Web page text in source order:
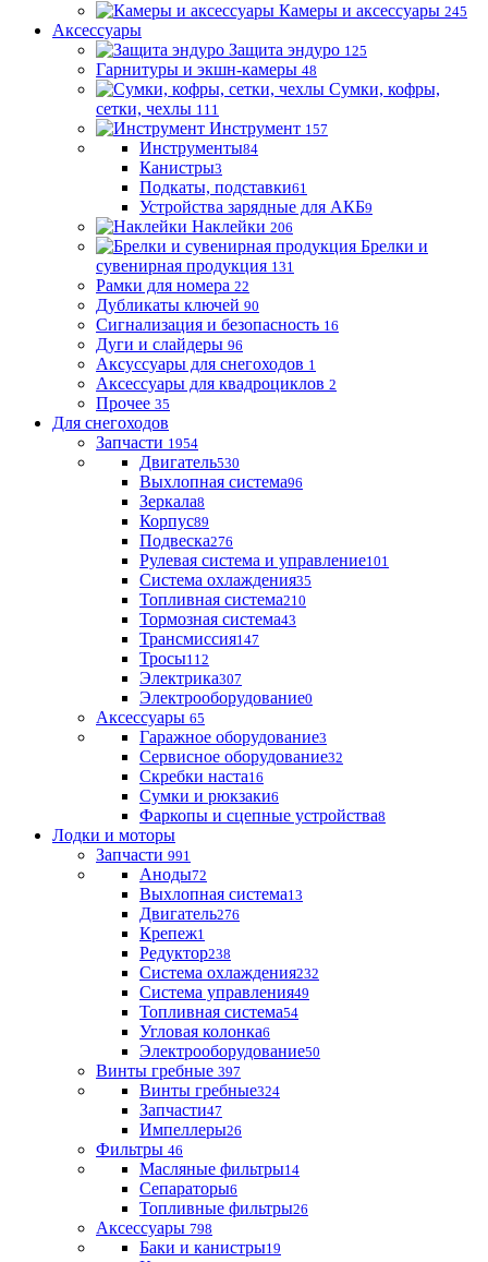
Камеры и аксессуары 245
Аксессуары
Защита эндуро 125
Гарнитуры и экшн-камеры 48
Сумки, кофры,
сетки, чехлы 111
Инструмент 157
Инструменты84
Канистры3
Подкаты, подставки61
Устройства зарядные для АКБ9
Наклейки 206
Брелки и
сувенирная продукция 131
Рамки для номера 22
Дубликаты ключей 90
Сигнализация и безопасность 16
Дуги и слайдеры 96
Аксуссуары для снегоходов 1
Аксессуары для квадроциклов 2
Прочее 35
Для снегоходов
Запчасти 1954
Двигатель530
Выхлопная система96
Зеркала8
Корпус89
Подвеска276
Рулевая система и управление101
Система охлаждения35
Топливная система210
Тормозная система43
Трансмиссия147
Тросы112
Электрика307
Электрооборудование0
Аксессуары 65
Гаражное оборудование3
Сервисное оборудование32
Скребки наста16
Сумки и рюкзаки6
Фаркопы и сцепные устройства8
Лодки и моторы
Запчасти 991
Аноды72
Выхлопная система13
Двигатель276
Крепеж1
Редуктор238
Система охлаждения232
Система управления49
Топливная система54
Угловая колонка6
Электрооборудование50
Винты гребные 397
Винты гребные324
Запчасти47
Импеллеры26
Фильтры 46
Масляные фильтры14
Сепараторы6
Топливные фильтры26
Аксессуары 798
Баки и канистры19